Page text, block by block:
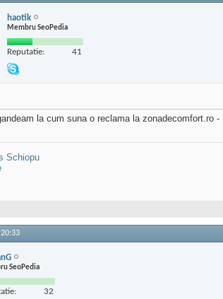
haotik
Membru SeoPedia
Reputatie: 41
la cum suna o reclama la
Schiopu
20:33
SeoPedia
32